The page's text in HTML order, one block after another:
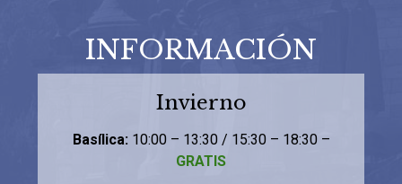
INFORMACIÓN
Invierno
Basílica:10:00 – 13:30 / 15:30 – 18:30 –
GRATIS